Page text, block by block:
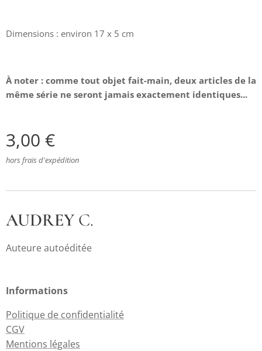
Dimensions : environ 17 x 5 cm
À noter : comme tout objet fait-main, deux articles de la
même série ne seront jamais exactement identiques...
3,00 €
hors frais d'expédition
AUDREYC.
Auteure autoéditée
Informations
Politique de confidentialité
CGV
Mentions légales